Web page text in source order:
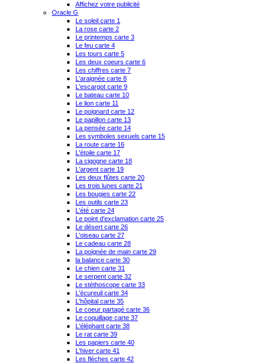
Affichez votre publicité
Oracle G
Le soleil carte 1
La rose carte 2
Le printemps carte 3
Le feu carte 4
Les tours carte 5
Les deux coeurs carte 6
Les chiffres carte 7
L'araignée carte 8
L'escargot carte 9
Le bateau carte 10
Le lion carte 11
Le poignard carte 12
Le papillon carte 13
La pensée carte 14
Les symboles sexuels carte 15
La route carte 16
L'étoile carte 17
La cigogne carte 18
L'argent carte 19
Les deux flûtes carte 20
Les trois lunes carte 21
Les bougies carte 22
Les outils carte 23
L'été carte 24
Le point d'exclamation carte 25
Le désert carte 26
L'oiseau carte 27
Le cadeau carte 28
La poignée de main carte 29
la balance carte 30
Le chien carte 31
Le serpent carte 32
Le stéthoscope carte 33
L'écureuil carte 34
L'hôpital carte 35
Le coeur partagé carte 36
Le coquillage carte 37
L'éléphant carte 38
Le rat carte 39
Les papiers carte 40
L'hiver carte 41
Les flèches carte 42